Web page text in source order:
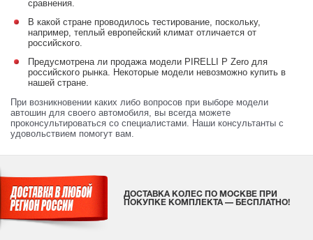
сравнения.
В какой стране проводилось тестирование, поскольку,
например, теплый европейский климат отличается от
российского.
Предусмотрена ли продажа модели PIRELLI P Zero для
российского рынка. Некоторые модели невозможно купить в
нашей стране.
При возникновении каких либо вопросов при выборе модели
автошин для своего автомобиля, вы всегда можете
проконсультироваться со специалистами. Наши консультанты с
удовольствием помогут вам.
ДОСТАВКА КОЛЕС ПО МОСКВЕ ПРИ
ПОКУПКЕ КОМПЛЕКТА — БЕСПЛАТНО!